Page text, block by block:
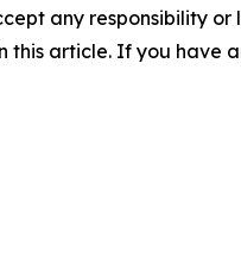
any responsibility
article. If you have